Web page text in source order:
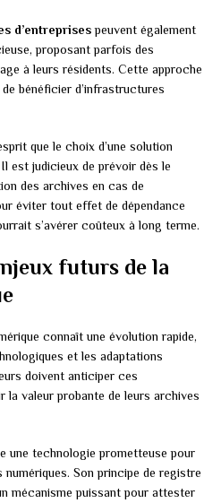
d’entreprisespeuvent également
proposant parfois des
à leurs résidents. Cette approche
bénéficier d’infrastructures
que le choix d’une solution
est judicieux de prévoir dès le
des archives en cas de
éviter tout effet de dépendance
s’avérer coûteux à long terme.
futurs de la
connaît une évolution rapide,
et les adaptations
doivent anticiper ces
la valeur probante de leurs archives
une technologie prometteuse pour
Son principe de registre
mécanisme puissant pour attester